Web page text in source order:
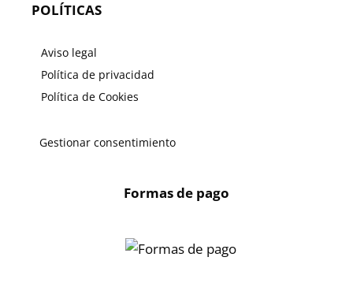
POLÍTICAS
Aviso legal
Política de privacidad
Política de Cookies
Gestionar consentimiento
Formas de pago